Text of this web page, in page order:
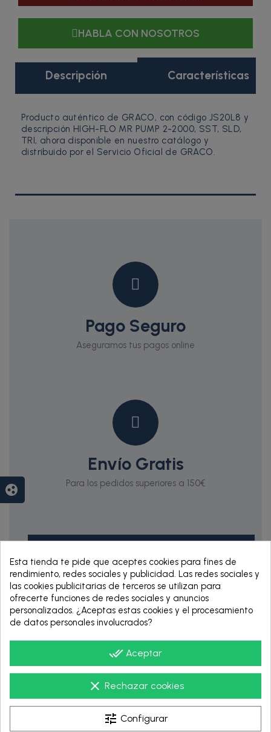
HABLA CON NOSOTROS
Descripción Características
Producto auténtico de GRACO, con código JS20L8 y
descripción HIGH-FLO MR PUMP 2-2000, SST, SLD,
TRI, ahora disponible en nuestro catálogo y
distribuido por el Servicio Oficial de GRACO.
Pago Seguro
Aseguramos tus pagos online
Envío Gratis
Para los pedidos superiores a 150€
RENTING DE 12
Esta tienda te pide que aceptes cookies para fines de
rendimiento, redes sociales y publicidad. Las redes sociales y
las cookies publicitarias de terceros se utilizan para
ofrecerte funciones de redes sociales y anuncios
personalizados. ¿Aceptas estas cookies y el procesamiento
de datos personales involucrados?
done_all Aceptar
clear Rechazar cookies
tune Configurar
group_work